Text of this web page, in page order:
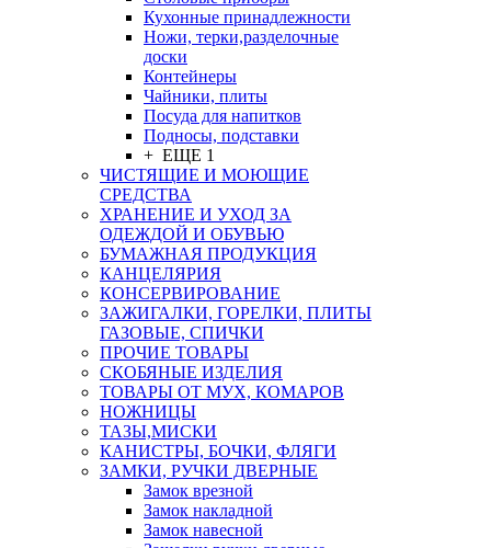
Кухонные принадлежности
Ножи, терки,разделочные
доски
Контейнеры
Чайники, плиты
Посуда для напитков
Подносы, подставки
+ ЕЩЕ 1
ЧИСТЯЩИЕ И МОЮЩИЕ
СРЕДСТВА
ХРАНЕНИЕ И УХОД ЗА
ОДЕЖДОЙ И ОБУВЬЮ
БУМАЖНАЯ ПРОДУКЦИЯ
КАНЦЕЛЯРИЯ
КОНСЕРВИРОВАНИЕ
ЗАЖИГАЛКИ, ГОРЕЛКИ, ПЛИТЫ
ГАЗОВЫЕ, СПИЧКИ
ПРОЧИЕ ТОВАРЫ
СКОБЯНЫЕ ИЗДЕЛИЯ
ТОВАРЫ ОТ МУХ, КОМАРОВ
НОЖНИЦЫ
ТАЗЫ,МИСКИ
КАНИСТРЫ, БОЧКИ, ФЛЯГИ
ЗАМКИ, РУЧКИ ДВЕРНЫЕ
Замок врезной
Замок накладной
Замок навесной